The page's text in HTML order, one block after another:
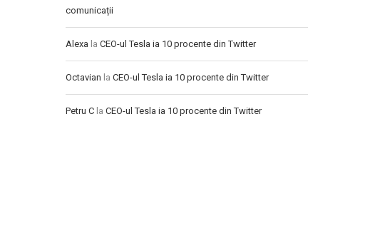
comunicații
Alexa la CEO-ul Tesla ia 10 procente din Twitter
Octavian la CEO-ul Tesla ia 10 procente din Twitter
Petru C la CEO-ul Tesla ia 10 procente din Twitter